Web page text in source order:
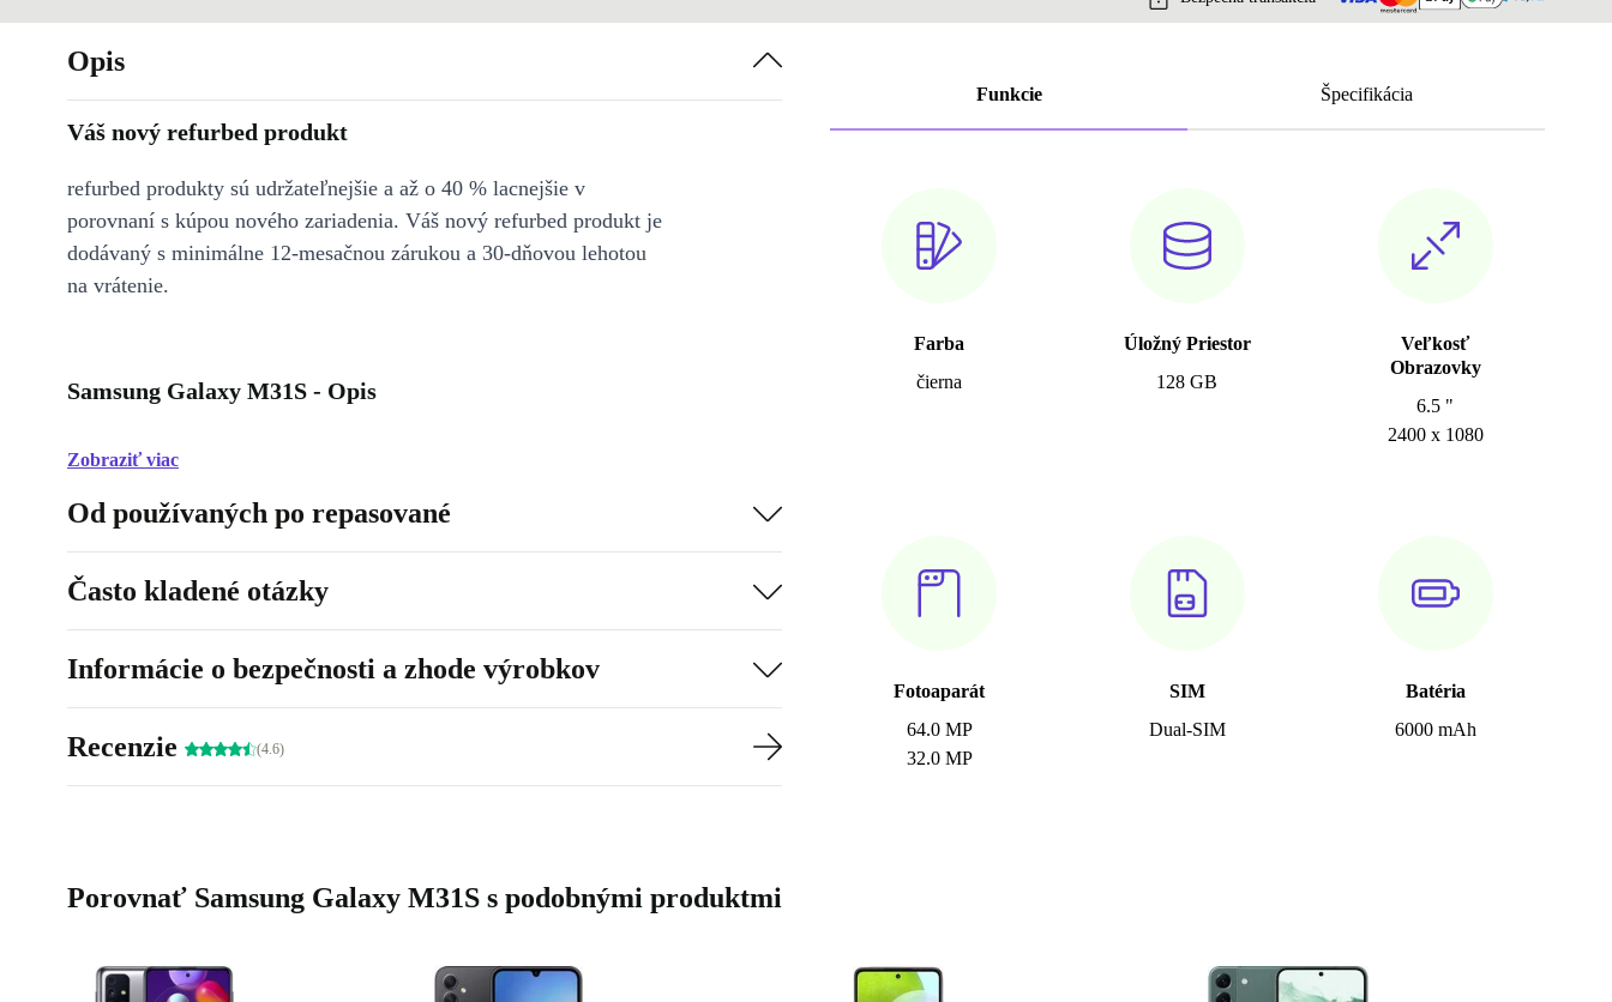
Funkcie Špecifikácia
Farba
čierna
Úložný Priestor
128 GB
Veľkosť
Obrazovky
6.5 "
2400 x 1080
Fotoaparát
64.0 MP
32.0 MP
SIM
Dual-SIM
Batéria
6000 mAh
Opis
Váš nový refurbed produkt
refurbed produkty sú udržateľnejšie a až o 40 % lacnejšie v
porovnaní s kúpou nového zariadenia. Váš nový refurbed produkt je
dodávaný s minimálne 12-mesačnou zárukou a 30-dňovou lehotou
na vrátenie.
Samsung Galaxy M31S - Opis
Zobraziť viac
Od používaných po repasované
Často kladené otázky
Informácie o bezpečnosti a zhode výrobkov
Recenzie (4.6)
Porovnať Samsung Galaxy M31S s podobnými produktmi